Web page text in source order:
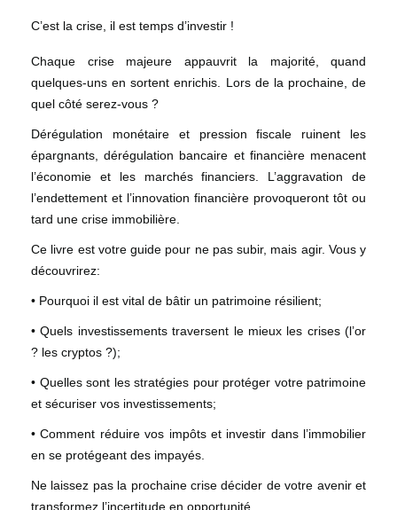
C’est la crise, il est temps d’investir !
Chaque crise majeure appauvrit la majorité, quand
quelques-uns en sortent enrichis. Lors de la prochaine, de
quel côté serez-vous ?
Dérégulation monétaire et pression fiscale ruinent les
épargnants, dérégulation bancaire et financière menacent
l’économie et les marchés financiers. L’aggravation de
l’endettement et l’innovation financière provoqueront tôt ou
tard une crise immobilière.
Ce livre est votre guide pour ne pas subir, mais agir. Vous y
découvrirez:
• Pourquoi il est vital de bâtir un patrimoine résilient;
• Quels investissements traversent le mieux les crises (l’or
? les cryptos ?);
• Quelles sont les stratégies pour protéger votre patrimoine
et sécuriser vos investissements;
• Comment réduire vos impôts et investir dans l’immobilier
en se protégeant des impayés.
Ne laissez pas la prochaine crise décider de votre avenir et
transformez l’incertitude en opportunité.